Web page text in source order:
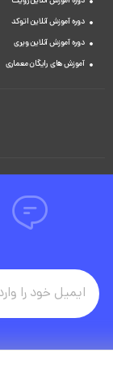
دوره آموزش آنلاین اتوکد
دوره آموزش آنلاین ویری
آموزش های رایگان معماری